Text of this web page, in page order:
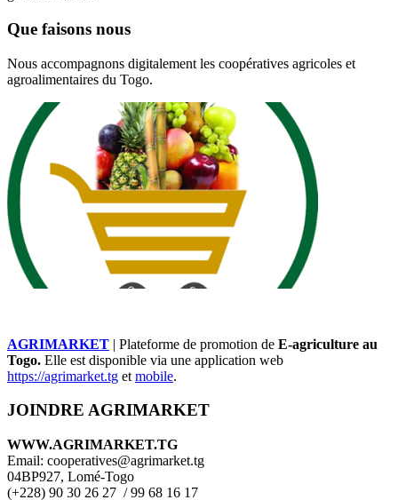
Que faisons nous
Nous accompagnons digitalement les coopératives agricoles et
agroalimentaires du Togo.
AGRIMARKET | Plateforme de promotion de E-agriculture au
Togo. Elle est disponible via une application web
https://agrimarket.tg et mobile.
JOINDRE AGRIMARKET
WWW.AGRIMARKET.TG
Email: cooperatives@agrimarket.tg
04BP927, Lomé-Togo
(+228) 90 30 26 27 / 99 68 16 17